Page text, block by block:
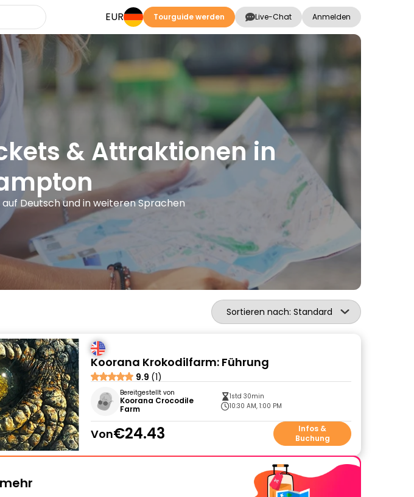
EUR Tourguide werden Live-Chat Anmelden
& Attraktionen in
Deutsch und in weiteren Sprachen
Sortieren nach: Standard
Koorana Krokodilfarm: Führung
9.9 (1)
Bereitgestellt von
Koorana Crocodile
Farm
1std 30min
10:30 AM, 1:00 PM
Von€24.43
Infos &
Buchung